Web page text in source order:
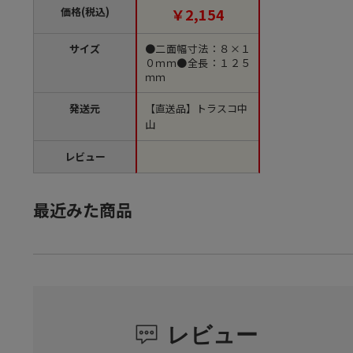
価格(税込)
サイズ
発送元
レビュー
￥2,154
●二面幅寸法：８×１
０ｍｍ●全長：１２５
ｍｍ
【直送品】トラスコ中
山
最近みた商品
レビュー